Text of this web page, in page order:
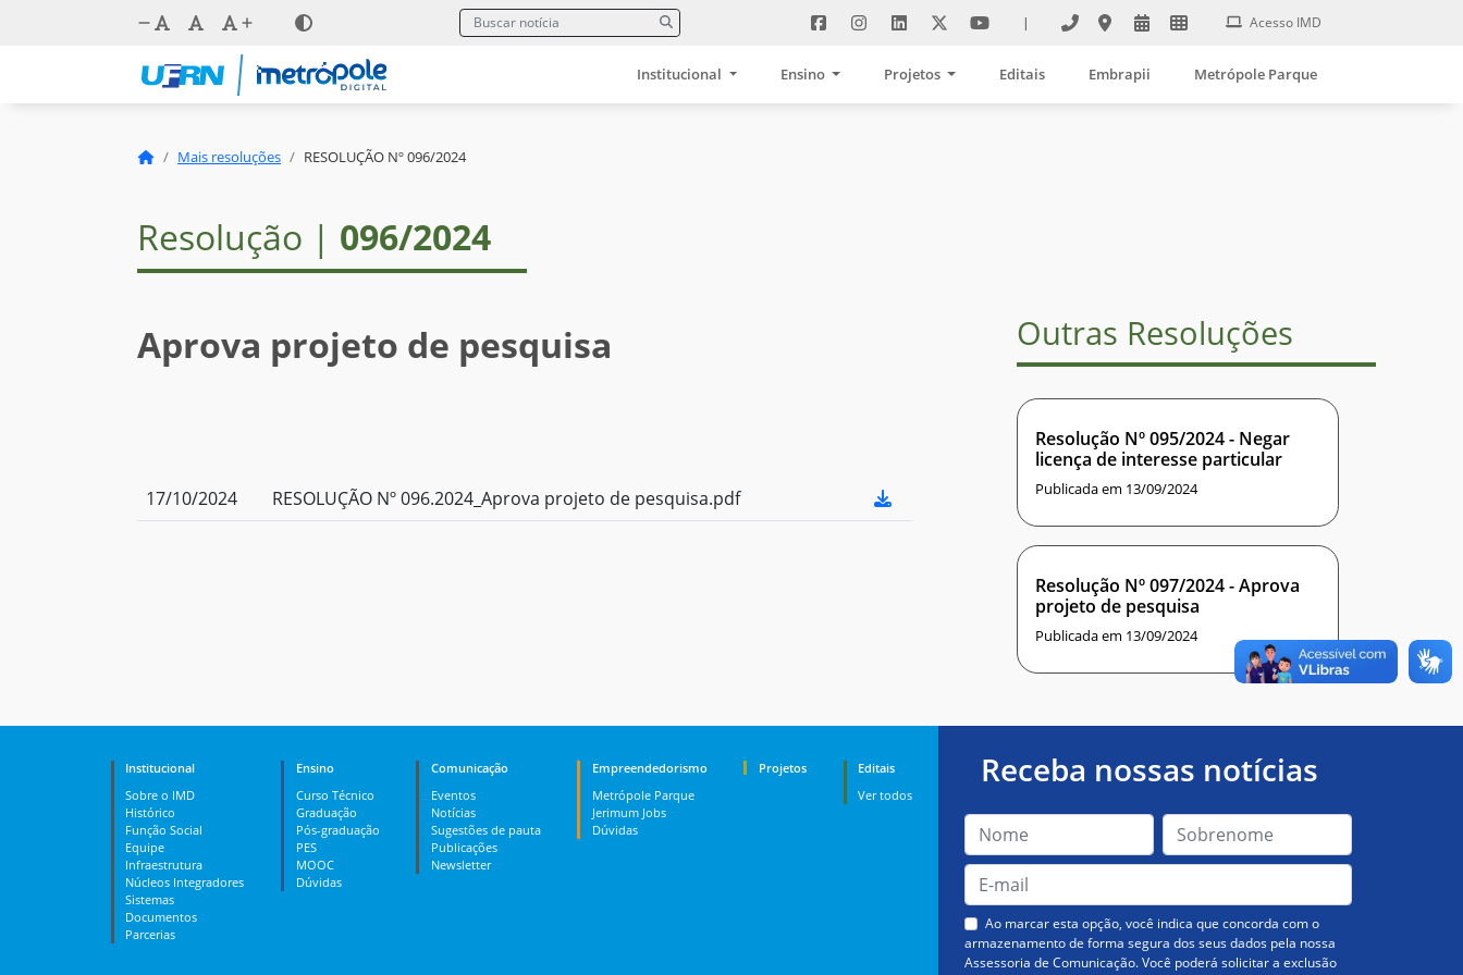
| Acesso IMD
Institucional Ensino Projetos Editais Embrapii Metrópole Parque
Mais resoluções RESOLUÇÃO Nº 096/2024
Resolução | 096/2024
Aprova projeto de pesquisa
17/10/2024 RESOLUÇÃO Nº 096.2024_Aprova projeto de pesquisa.pdf
Outras Resoluções
Resolução Nº 095/2024 - Negar
licença de interesse particular
Publicada em 13/09/2024
Resolução Nº 097/2024 - Aprova
projeto de pesquisa
Publicada em 13/09/2024
Institucional
Sobre o IMD
Histórico
Função Social
Equipe
Infraestrutura
Núcleos Integradores
Sistemas
Documentos
Parcerias
Ensino
Curso Técnico
Graduação
Pós-graduação
PES
MOOC
Dúvidas
Comunicação
Eventos
Notícias
Sugestões de pauta
Publicações
Newsletter
Empreendedorismo
Metrópole Parque
Jerimum Jobs
Dúvidas
Projetos
Editais
Ver todos
Receba nossas notícias
Ao marcar esta opção, você indica que concorda com o
armazenamento de forma segura dos seus dados pela nossa
Assessoria de Comunicação. Você poderá solicitar a exclusão